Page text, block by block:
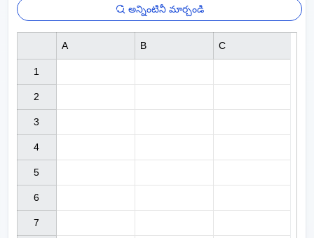
అన్నింటినీ మార్చండి
1
2
3
4
5
6
7
A B C